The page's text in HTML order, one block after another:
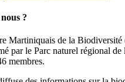
?
Martiniquais de la
par le Parc naturel régional
membres.